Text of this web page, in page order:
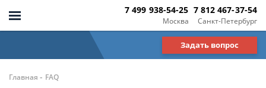
Москва
7 499 938-54-25
Санкт-Петербург
7 812 467-37-54
Задать вопрос
Главная - FAQ